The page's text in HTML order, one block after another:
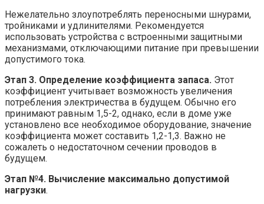
Нежелательно злоупотреблять переносными шнурами,
тройниками и удлинителями. Рекомендуется
использовать устройства с встроенными защитными
механизмами, отключающими питание при превышении
допустимого тока.
Этап 3. Определение коэффициента запаса. Этот
коэффициент учитывает возможность увеличения
потребления электричества в будущем. Обычно его
принимают равным 1,5-2, однако, если в доме уже
установлено все необходимое оборудование, значение
коэффициента может составить 1,2-1,3. Важно не
сожалеть о недостаточном сечении проводов в
будущем.
Этап №4. Вычисление максимально допустимой
нагрузки.